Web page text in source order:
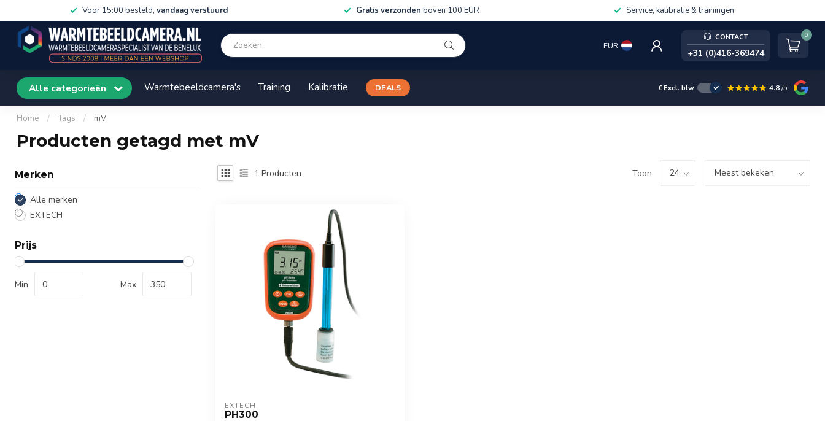
Voor 15:00 besteld, vandaag verstuurd Gratis verzonden boven 100 EUR Service, kalibratie & trainingen
EUR
CONTACT
+31 (0)416-369474
0
Alle categorieën Warmtebeeldcamera's Training Kalibratie DEALS €Excl. btw 4.8/5
Home / Tags / mV
Producten getagd met mV
Merken
Alle merken
EXTECH
Prijs
Min Max
1 Producten Toon:
EXTECH
PH300